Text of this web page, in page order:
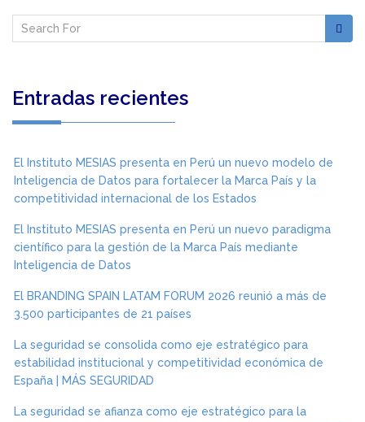
Entradas recientes
El Instituto MESIAS presenta en Perú un nuevo modelo de
Inteligencia de Datos para fortalecer la Marca País y la
competitividad internacional de los Estados
El Instituto MESIAS presenta en Perú un nuevo paradigma
científico para la gestión de la Marca País mediante
Inteligencia de Datos
El BRANDING SPAIN LATAM FORUM 2026 reunió a más de
3.500 participantes de 21 países
La seguridad se consolida como eje estratégico para
estabilidad institucional y competitividad económica de
España | MÁS SEGURIDAD
La seguridad se afianza como eje estratégico para la